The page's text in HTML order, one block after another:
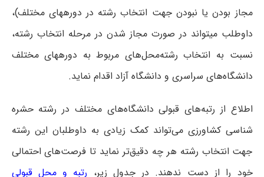
مجاز بودن یا نبودن جهت انتخاب رشته در دوره‎های مختلف)،
داوطلب می‎تواند در صورت مجاز شدن در مرحله انتخاب رشته،
نسبت به انتخاب رشته‌محل‌های مربوط به دوره‎های مختلف
دانشگاه‌های سراسری و دانشگاه آزاد اقدام نماید.
اطلاع از رتبه‌های قبولی دانشگاه‌های مختلف در رشته حشره
شناسی کشاورزی می‌تواند کمک زیادی به داوطلبان این رشته
جهت انتخاب رشته هر چه دقیق‌تر نماید تا فرصت‌های احتمالی
خود را از دست ندهند. در جدول زیر، رتبه و محل قبولی